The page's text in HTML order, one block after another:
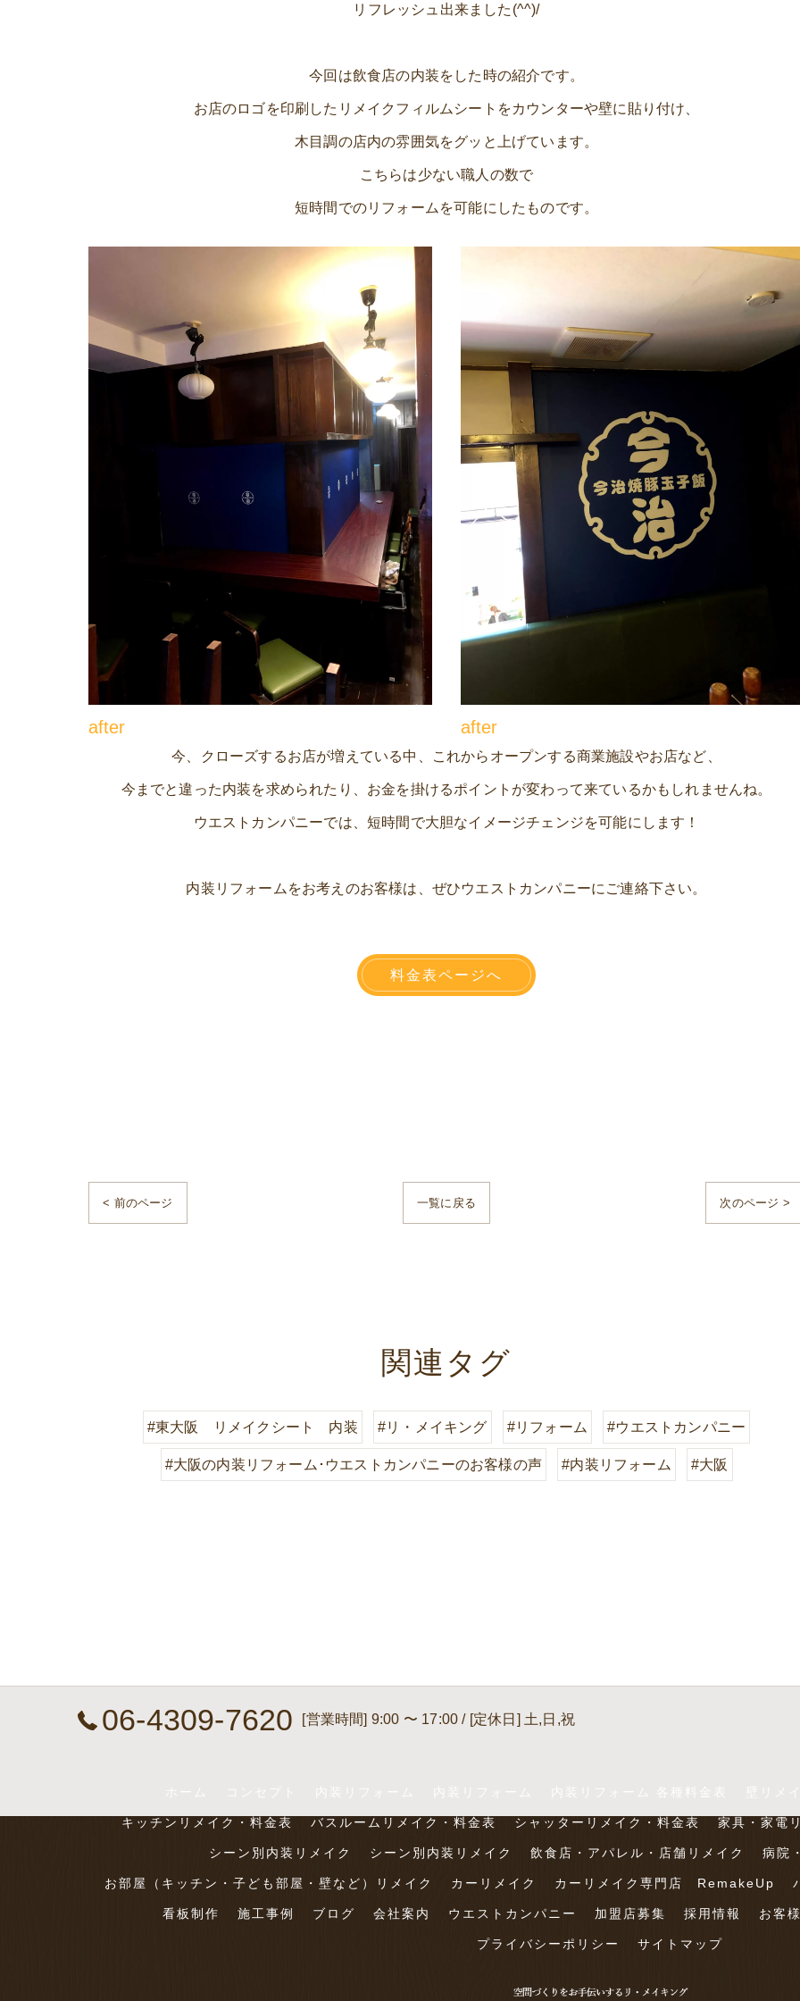
リフレッシュ出来ました(^^)/
今回は飲食店の内装をした時の紹介です。
お店のロゴを印刷したリメイクフィルムシートをカウンターや壁に貼り付け、
木目調の店内の雰囲気をグッと上げています。
こちらは少ない職人の数で
短時間でのリフォームを可能にしたものです。
after after
今、クローズするお店が増えている中、これからオープンする商業施設やお店など、
今までと違った内装を求められたり、お金を掛けるポイントが変わって来ているかもしれませんね。
ウエストカンパニーでは、短時間で大胆なイメージチェンジを可能にします！
内装リフォームをお考えのお客様は、ぜひウエストカンパニーにご連絡下さい。
料金表ページへ
< 前のページ 一覧に戻る 次のページ >
関連タグ
#東大阪 リメイクシート 内装 #リ・メイキング #リフォーム #ウエストカンパニー
#大阪の内装リフォーム･ウエストカンパニーのお客様の声 #内装リフォーム #大阪
06-4309-7620 [営業時間] 9:00 〜 17:00 / [定休日] 土,日,祝
キッチンリメイク・料金表 バスルームリメイク・料金表 シャッターリメイク・料金表 家具・家電
シーン別内装リメイク シーン別内装リメイク 飲食店・アパレル・店舗リメイク 病院
お部屋（キッチン・子ども部屋・壁など）リメイク カーリメイク カーリメイク専門店 RemakeUp
看板制作 施工事例 ブログ 会社案内 ウエストカンパニー 加盟店募集 採用情報 お客
プライバシーポリシー サイトマップ